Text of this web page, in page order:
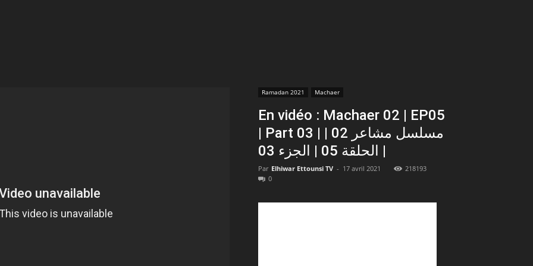
Ramadan 2021 Machaer
En vidéo : Machaer 02 | EP05
| Part 03 | مسلسل مشاعر 02 |
الحلقة 05 | الجزء 03 |
Par Elhiwar Ettounsi TV - 17 avril 2021
218193
0